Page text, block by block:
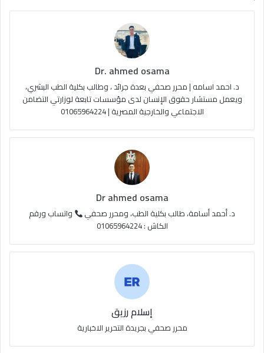
e
ا
م
ا
ل
م
و
R
S
S
Dr. ahmed osama
د. احمد اسامه | محرر صحفي بعدة جرائد ، وطالب بكلية الطب البشري،
ويعمل مستشار حقوق الإنسان لدى مؤسسات تابعة لوزارتي التضامن
الاجتماعي والخارجية المصرية | 01065964224
Dr ahmed osama
د. أحمد أسامة، طالب بكلية الطب، ومحرر صحفي
واتساب ورقم
الكاش : 01065964224
إسلام رزيق
محرر صحفي بجريدة التحرير الاخبارية